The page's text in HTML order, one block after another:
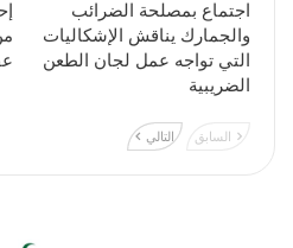
اجتماع بمصلحة الضرائب
والجمارك يناقش الإشكاليات
التي تواجه عمل لجان الطعن
الضريبية
السابق التالي